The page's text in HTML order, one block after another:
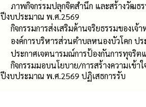
ภาพกิจกรรมปลุกจิตสำนึก และสร้างวัฒ
ปีงบประมาณ พ.ศ.2569
กิจกรรมการส่งเสริมด้านจริยธรรมของเ
องค์การบริหารส่วนตำบลหนองบัวโคก ป
ประกาศเจตนารมณ์การป้องกันการทุจริ
กิจกรรมมอบนโยบาย/การสร้างความเข้
ปีงบประมาณ พ.ศ.2569 ปฏิเสธการรับ